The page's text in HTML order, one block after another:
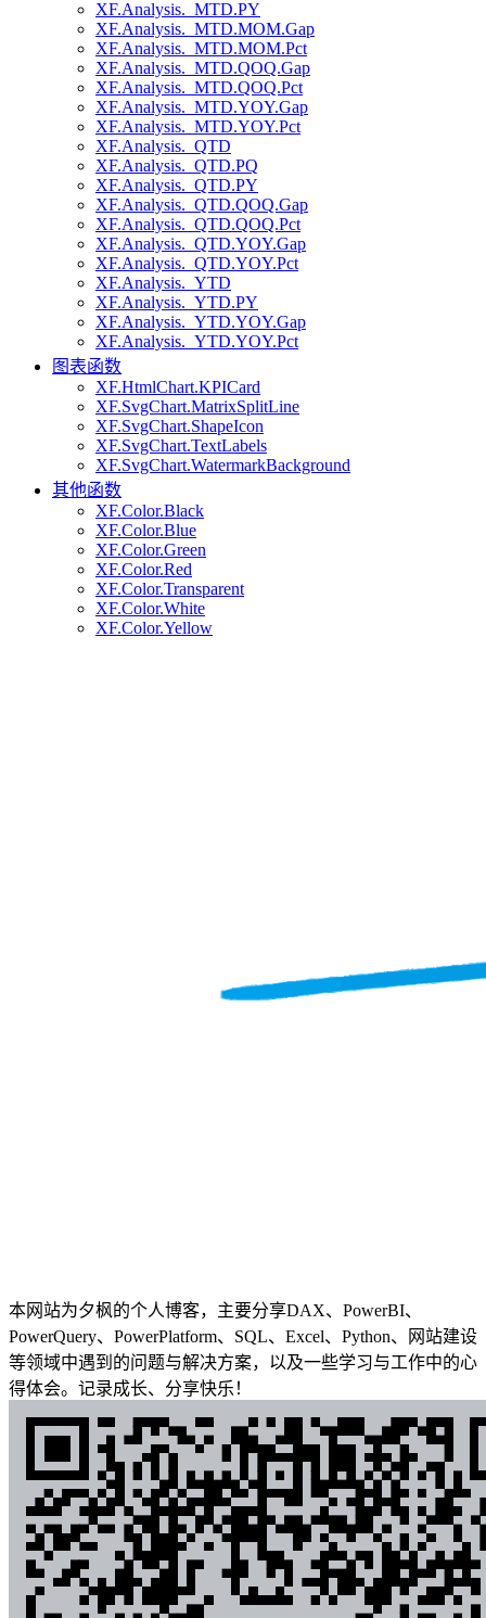
XF.Analysis._MTD.PY
XF.Analysis._MTD.MOM.Gap
XF.Analysis._MTD.MOM.Pct
XF.Analysis._MTD.QOQ.Gap
XF.Analysis._MTD.QOQ.Pct
XF.Analysis._MTD.YOY.Gap
XF.Analysis._MTD.YOY.Pct
XF.Analysis._QTD
XF.Analysis._QTD.PQ
XF.Analysis._QTD.PY
XF.Analysis._QTD.QOQ.Gap
XF.Analysis._QTD.QOQ.Pct
XF.Analysis._QTD.YOY.Gap
XF.Analysis._QTD.YOY.Pct
XF.Analysis._YTD
XF.Analysis._YTD.PY
XF.Analysis._YTD.YOY.Gap
XF.Analysis._YTD.YOY.Pct
图表函数
XF.HtmlChart.KPICard
XF.SvgChart.MatrixSplitLine
XF.SvgChart.ShapeIcon
XF.SvgChart.TextLabels
XF.SvgChart.WatermarkBackground
其他函数
XF.Color.Black
XF.Color.Blue
XF.Color.Green
XF.Color.Red
XF.Color.Transparent
XF.Color.White
XF.Color.Yellow
本网站为夕枫的个人博客，主要分享DAX、PowerBI、
PowerQuery、PowerPlatform、SQL、Excel、Python、网站建设
等领域中遇到的问题与解决方案，以及一些学习与工作中的心
得体会。记录成长、分享快乐！